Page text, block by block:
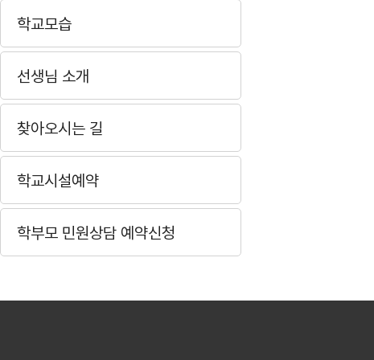
학교모습
선생님 소개
찾아오시는 길
학교시설예약
학부모 민원상담 예약신청